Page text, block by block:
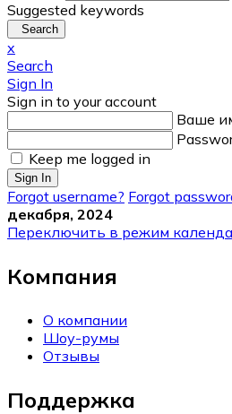
Suggested keywords
Search
x
Search
Sign In
Sign in to your account
Ваше
Keep me logged in
Sign In
Forgot username? Forgot
декабря, 2024
Переключить в режим
Компания
О компании
Шоу-румы
Отзывы
Поддержка